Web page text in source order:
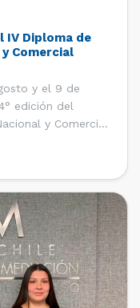
IV Diploma de
Comercial
y el 9 de
edición del
y Comercial
de Derecho de la